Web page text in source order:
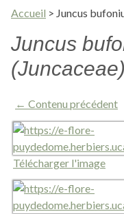
Accueil > Juncus
Juncus
(Juncaceae)
← Contenu précédent
Télécharger l'image